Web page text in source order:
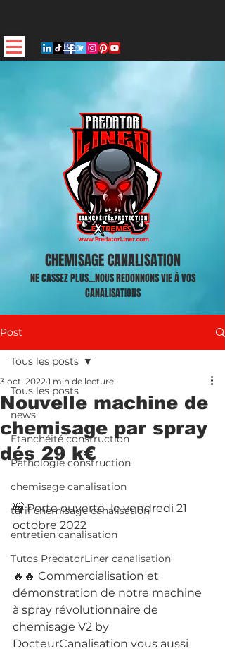
Blog
CHEMISAGE CANALISATION
NE CASSEZ PLUS...NOUS REDONNONS VIE À VOS
CANALISATIONS
Post
Tous les posts
news
Etanchéité construction
Pathologie construction
chemisage canalisation
tarif chemisage canalisation
entretien canalisation
Tutos PredatorLiner canalisation
Tous les posts
Nouvelle machine de
chemisage par spray
dés 29 k€
3 oct. 2022 1 min de lecture
🚧 Porte ouverte  le vendredi 21
octobre 2022
🔥🔥 Commercialisation et
démonstration de notre machine
à spray révolutionnaire de
chemisage V2 by
DocteurCanalisation vous aussi